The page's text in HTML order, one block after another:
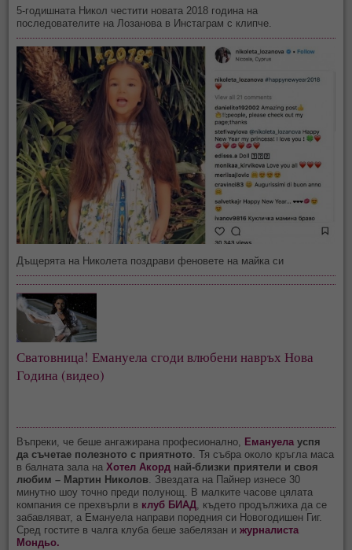
5-годишната Никол честити новата 2018 година на
последователите на Лозанова в Инстаграм с клипче.
Дъщерята на Николета поздрави феновете на майка си
Сватовница! Емануела сгоди влюбени навръх Нова
Година (видео)
Въпреки, че беше ангажирана професионално, Емануелауспя
да съчетае полезното с приятното. Тя събра около кръгла маса
в балната зала на Хотел Акорд най-близки приятели и своя
любим – Мартин Николов. Звездата на Пайнер изнесе 30
минутно шоу точно преди полунощ. В малките часове цялата
компания се прехвърли в клуб БИАД, където продължиха да се
забавляват, а Емануела направи поредния си Новогодишен Гиг.
Сред гостите в чалга клуба беше забелязан ижурналиста
Мондьо.